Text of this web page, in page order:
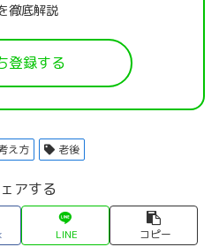
徹底解説
登録する
え方 老後
アする
LINE コピー